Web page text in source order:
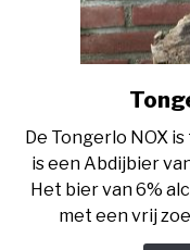
De Tongerlo NOX
is een Abdijbier
Het bier van 6%
met een vrij